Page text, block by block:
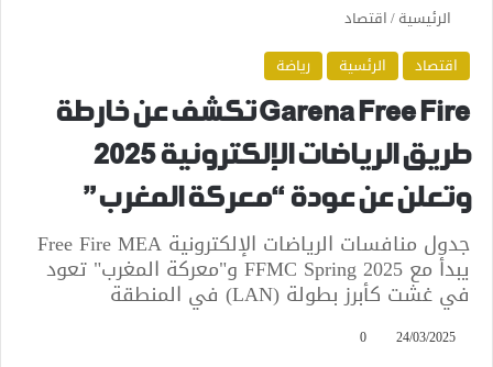
الرئيسية/اقتصاد
اقتصاد
الرئسية رياضة
Garena Free Fire تكشف عن خارطة
طريق الرياضات الإلكترونية 2025
وتعلن عن عودة “معركة المغرب”
جدول منافسات الرياضات الإلكترونية Free Fire MEA
يبدأ مع FFMC Spring 2025 و"معركة المغرب" تعود
في غشت كأبرز بطولة (LAN) في المنطقة
24/03/2025
0